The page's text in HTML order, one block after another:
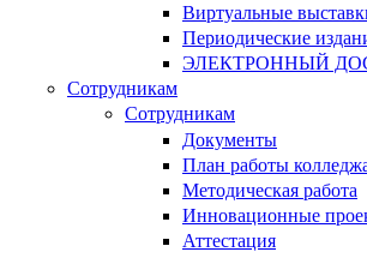
Виртуальные
Периодические
ЭЛЕКТРОННЫЙ
Сотрудникам
Сотрудникам
Документы
План работы
Методическая работа
Инновационные
Аттестация